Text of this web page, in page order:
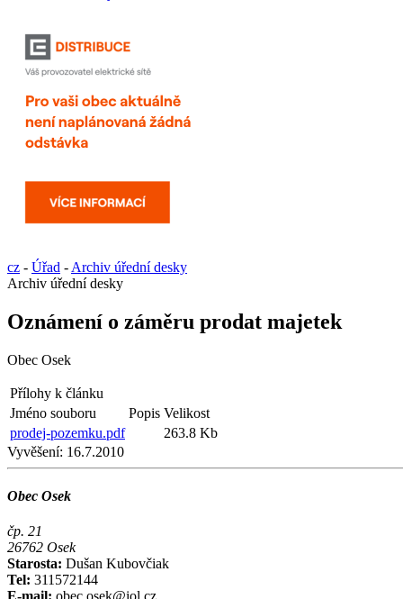
cz - Úřad - Archiv úřední desky
Archiv úřední desky
Oznámení o záměru prodat majetek
Obec Osek
Přílohy k článku
Jméno souboru
Popis Velikost
prodej-pozemku.pdf
263.8 Kb
Vyvěšení: 16.7.2010
Obec Osek
čp. 21
26762 Osek
Starosta: Dušan Kubovčiak
Tel: 311572144